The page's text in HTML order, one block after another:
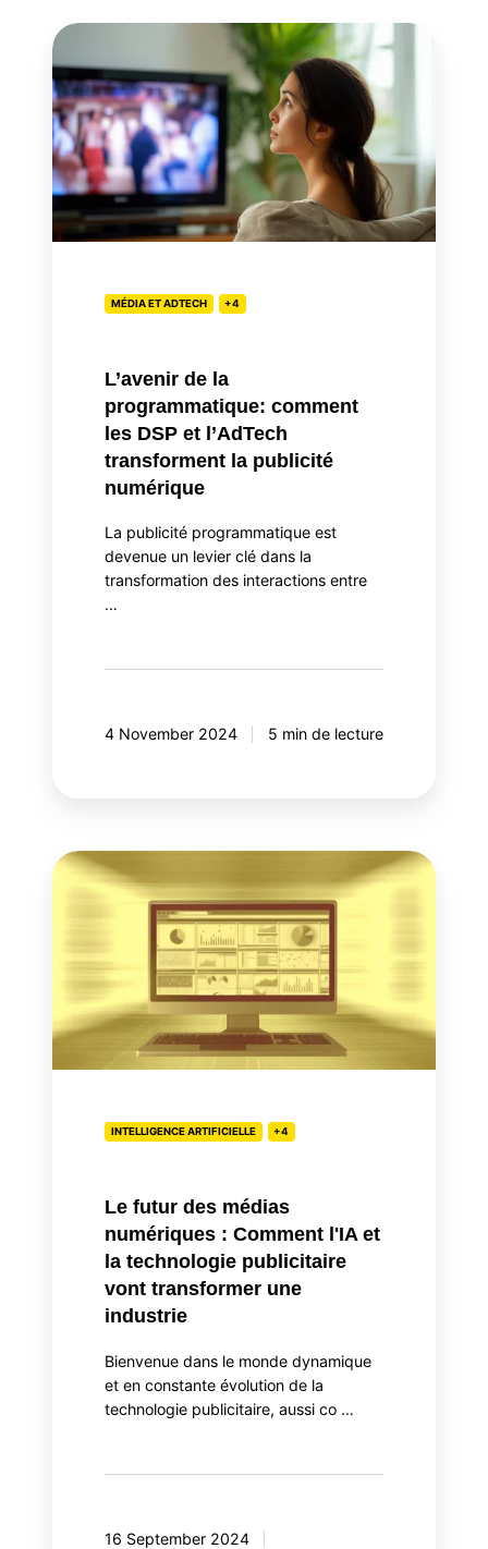
L’avenir
de
la
programmatique:
comment
les
DSP
MÉDIA ET ADTECH +4
L’avenir de la
programmatique: comment
les DSP et l’AdTech
transforment la publicité
numérique
La publicité programmatique est
devenue un levier clé dans la
transformation des interactions entre
…
4 November 2024 5 min de lecture
Le
futur
numériques
Comment
technologie
transformer
industrie
INTELLIGENCE ARTIFICIELLE +4
Le futur des médias
numériques : Comment l'IA et
la technologie publicitaire
vont transformer une
industrie
Bienvenue dans le monde dynamique
et en constante évolution de la
technologie publicitaire, aussi co …
16 September 2024